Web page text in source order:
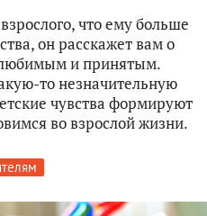
что ему больше
он расскажет вам о
любимым и принятым.
то незначительную
чувства формируют
во взрослой жизни.